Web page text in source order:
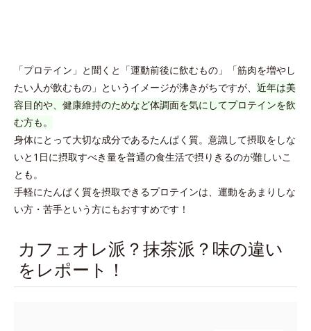
「プロテイン」と聞くと「運動前後に飲むもの」「筋肉を増やし
たい人が飲むもの」というイメージが沸きがちですが、 近年は美
容目的や、健康維持のためなど体調面を気にしてプロテインを飲
む方も。
身体にとって大切な成分であるたんぱく質。意識して摂取をしな
いと1日に摂取すべき量を普通の食生活で摂りきるのが難しいこ
とも。
手軽にたんぱく質を摂取できるプロテインは、運動をあまりしな
い方・苦手という方にもおすすめです！
カフェオレ派？抹茶派？味の違い
をレポート！